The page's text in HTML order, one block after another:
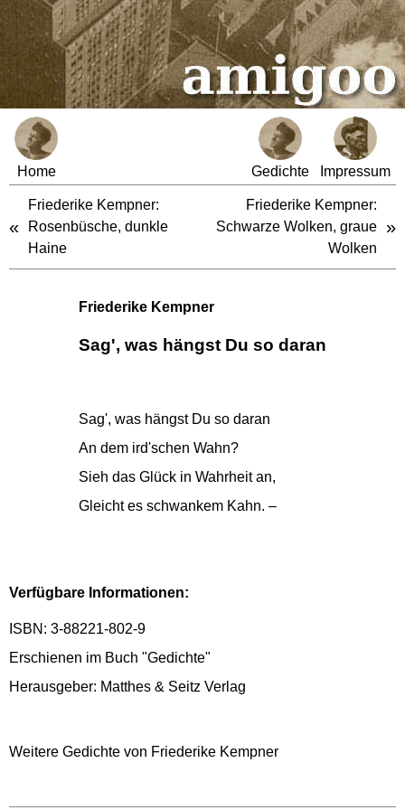
Home Gedichte Impressum
«
Friederike Kempner:
Rosenbüsche, dunkle
Haine
Friederike Kempner:
Schwarze Wolken, graue
Wolken
»
Friederike Kempner
Sag', was hängst Du so daran
Sag', was hängst Du so daran
An dem ird'schen Wahn?
Sieh das Glück in Wahrheit an,
Gleicht es schwankem Kahn. –
Verfügbare Informationen:
ISBN: 3-88221-802-9
Erschienen im Buch "Gedichte"
Herausgeber: Matthes & Seitz Verlag
Weitere Gedichte von Friederike Kempner